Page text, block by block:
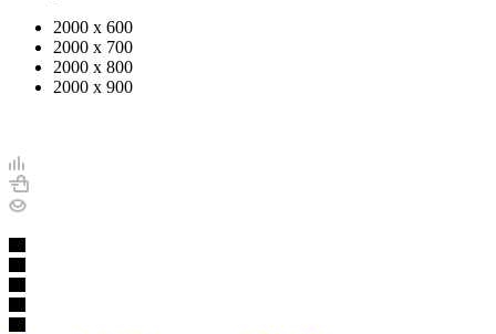
2000 х 600
2000 х 700
2000 х 800
2000 х 900